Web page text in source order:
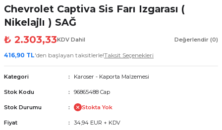
Chevrolet Captiva Sis Farı Izgarası (
Nikelajlı ) SAĞ
₺ 2.303,33KDV Dahil Değerlendir (0)
416,90 TL'den başlayan taksitlerle!Taksit Seçenekleri
Kategori Karoser - Kaporta Malzemesi
Stok Kodu 96865488 Cap
Stok Durumu Stokta Yok
Fiyat 34,94 EUR + KDV